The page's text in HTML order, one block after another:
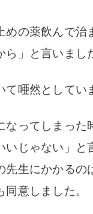
めの薬飲んで治
」と言いまし
唖然としてい
ってしまった
じゃない」
と
先生にかかるの
意しました。